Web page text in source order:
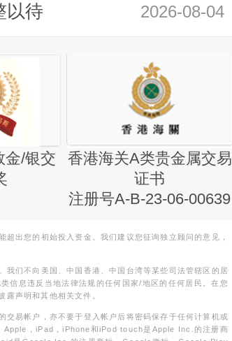
以待 2026-08-04
金/银交
香港海关A类贵金属交易
证书
注册号A-B-23-06-00639
出您的初始投入资金。我们建议您征询独立顾问的意见，
们不向美国、中国香港、中国台湾等某些司法管辖区的居
信息违反当地法律法规的任何国家/地区的任何居民。在您
露声明和其他相关文件。
交易帐户，亦不要于登入帐户后将密码保存于任何计算机或
Apple，iPad，iPhone和iPod touch是Apple Inc.的注册商